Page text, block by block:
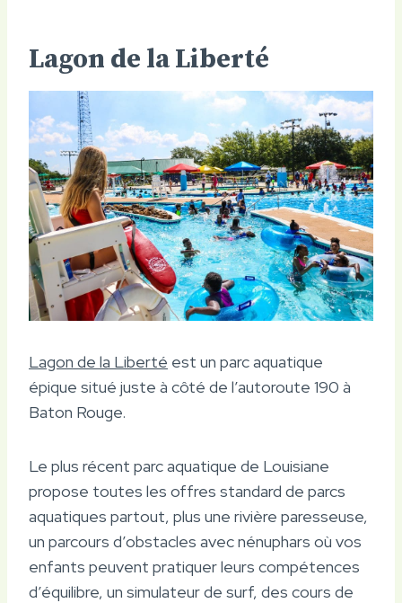
Lagon de la Liberté
Lagon de la Liberté est un parc aquatique
épique situé juste à côté de l’autoroute 190 à
Baton Rouge.
Le plus récent parc aquatique de Louisiane
propose toutes les offres standard de parcs
aquatiques partout, plus une rivière paresseuse,
un parcours d’obstacles avec nénuphars où vos
enfants peuvent pratiquer leurs compétences
d’équilibre, un simulateur de surf, des cours de